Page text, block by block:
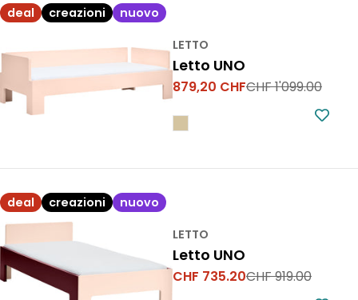
deal creazioni nuovo
LETTO
Letto UNO
Prezzo
vendita
879,20 CHF
Prezzo
CHF 1'099.00
deal creazioni nuovo
LETTO
Letto UNO
Prezzo
CHF 735.20
Prezzo
CHF 919.00